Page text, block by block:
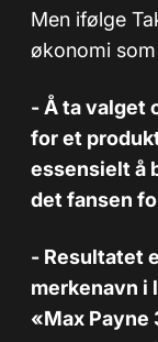
Men ifølge
økonomi
- Å ta valget
for et
essensielt å
det fansen
- Resultatet
merkenavn i
«Max Payne